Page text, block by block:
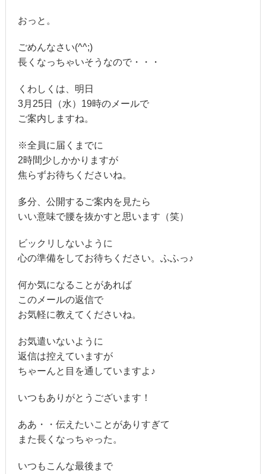
おっと。
ごめんなさい(^^;)
長くなっちゃいそうなので・・・
くわしくは、明日
3月25日（水）19時のメールで
ご案内しますね。
※全員に届くまでに
2時間少しかかりますが
焦らずお待ちくださいね。
多分、公開するご案内を見たら
いい意味で腰を抜かすと思います（笑）
ビックリしないように
心の準備をしてお待ちください。ふふっ♪
何か気になることがあれば
このメールの返信で
お気軽に教えてくださいね。
お気遣いないように
返信は控えていますが
ちゃーんと目を通していますよ♪
いつもありがとうございます！
ああ・・伝えたいことがありすぎて
また長くなっちゃった。
いつもこんな最後まで